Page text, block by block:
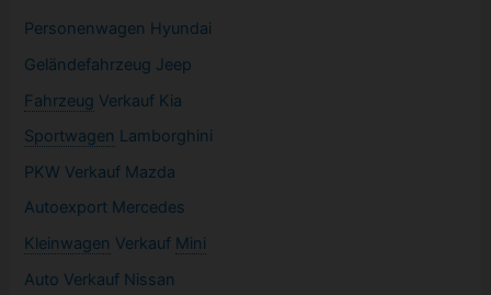
Personenwagen Hyundai
Geländefahrzeug Jeep
Fahrzeug Verkauf Kia
Sportwagen Lamborghini
PKW Verkauf Mazda
Autoexport Mercedes
Kleinwagen Verkauf Mini
Auto Verkauf Nissan